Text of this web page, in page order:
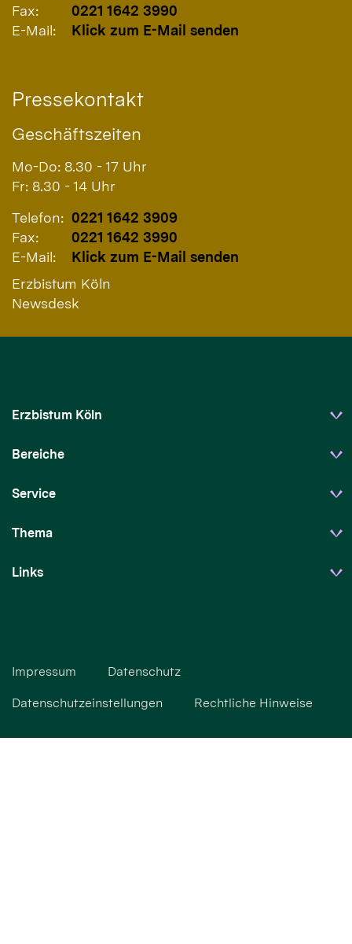
Fax:
0221 1642 3990
E-Mail:
Klick zum E-Mail senden
Pressekontakt
Geschäftszeiten
Mo-Do: 8.30 - 17 Uhr
Fr: 8.30 - 14 Uhr
Telefon: 0221 1642 3909
Fax:
0221 1642 3990
E-Mail:
Klick zum E-Mail senden
Erzbistum Köln
Newsdesk
Erzbistum Köln
Bereiche
Service
Thema
Links
Impressum Datenschutz
Datenschutzeinstellungen Rechtliche Hinweise